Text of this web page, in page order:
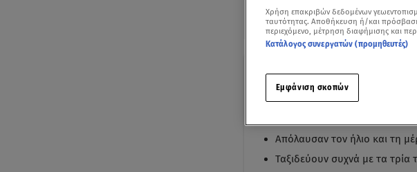
Η Μαριέττα Χρουσαλά και ο
Απόλαυσαν τον ήλιο και τη
Ταξιδεύουν συχνά με τα τρία
Χρήση επακριβών δεδομένων
ταυτότητας. Αποθήκευση ή/και
περιεχόμενο, μέτρηση διαφήμισης και
Κατάλογος συνεργατών (προμηθευτές)
Εμφάνιση σκοπών